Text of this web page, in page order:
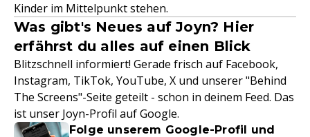
Kinder im Mittelpunkt stehen.
Was gibt's Neues auf Joyn? Hier
erfährst du alles auf einen Blick
Blitzschnell informiert! Gerade frisch auf Facebook,
Instagram, TikTok, YouTube, X und unserer "Behind
The Screens"-Seite geteilt - schon in deinem Feed. Das
ist unser Joyn-Profil auf Google.
Folge unserem Google-Profil und